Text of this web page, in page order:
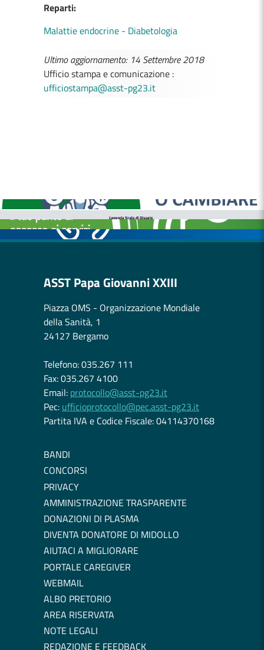
Reparti:
Malattie endocrine - Diabetologia
Ultimo aggiornamento: 14 Settembre 2018
Ufficio stampa e comunicazione :
ufficiostampa@asst-pg23.it
BOLLETTINI DISAGIO DA CALORE
CASE DI COMUNITÀ
OSPEDALE DI COMUNITÀ
ASST Papa Giovanni XXIII
Piazza OMS - Organizzazione Mondiale
della Sanità, 1
24127 Bergamo
Telefono: 035.267 111
Fax: 035.267 4100
Email: protocollo@asst-pg23.it
Pec: ufficioprotocollo@pec.asst-pg23.it
Partita IVA e Codice Fiscale: 04114370168
BANDI
CONCORSI
PRIVACY
AMMINISTRAZIONE TRASPARENTE
DONAZIONI DI PLASMA
DIVENTA DONATORE DI MIDOLLO
AIUTACI A MIGLIORARE
PORTALE CAREGIVER
WEBMAIL
ALBO PRETORIO
AREA RISERVATA
NOTE LEGALI
REDAZIONE E FEEDBACK